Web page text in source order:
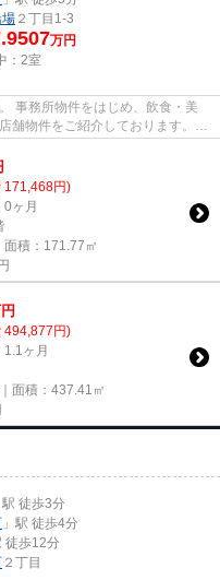
２丁目1-3
万円
： 2室
事務所物件をはじめ、飲食・美
舗物件をご紹介しております。
171,468円)
0ヶ月
積：171.77㎡
円
494,877円)
1.1ヶ月
面積：437.41㎡
駅 徒歩3分
」駅 徒歩4分
徒歩12分
２丁目